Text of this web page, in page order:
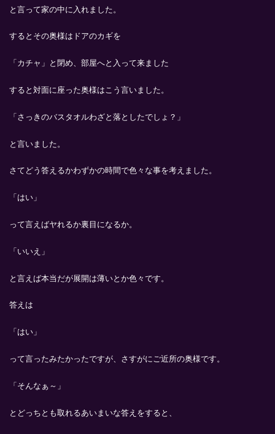
と言って家の中に入れました。
するとその奥様はドアのカギを
「カチャ」と閉め、部屋へと入って来ました
すると対面に座った奥様はこう言いました。
「さっきのバスタオルわざと落としたでしょ？」
と言いました。
さてどう答えるかわずかの時間で色々な事を考えました。
「はい」
って言えばヤれるか裏目になるか。
「いいえ」
と言えば本当だが展開は薄いとか色々です。
答えは
「はい」
って言ったみたかったですが、さすがにご近所の奥様です。
「そんなぁ～」
とどっちとも取れるあいまいな答えをすると、